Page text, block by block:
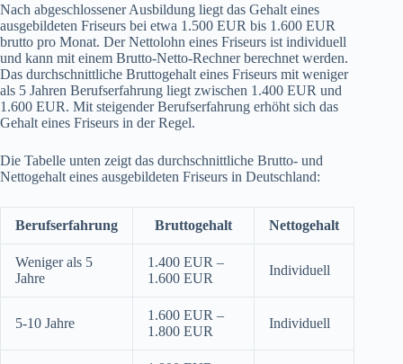
Nach abgeschlossener Ausbildung liegt das Gehalt eines
ausgebildeten Friseurs bei etwa 1.500 EUR bis 1.600 EUR
brutto pro Monat. Der Nettolohn eines Friseurs ist individuell
und kann mit einem Brutto-Netto-Rechner berechnet werden.
Das durchschnittliche Bruttogehalt eines Friseurs mit weniger
als 5 Jahren Berufserfahrung liegt zwischen 1.400 EUR und
1.600 EUR. Mit steigender Berufserfahrung erhöht sich das
Gehalt eines Friseurs in der Regel.
Die Tabelle unten zeigt das durchschnittliche Brutto- und
Nettogehalt eines ausgebildeten Friseurs in Deutschland:
Berufserfahrung Bruttogehalt Nettogehalt
Weniger als 5
Jahre
1.400 EUR –
1.600 EUR
Individuell
5-10 Jahre
1.600 EUR –
1.800 EUR
Individuell